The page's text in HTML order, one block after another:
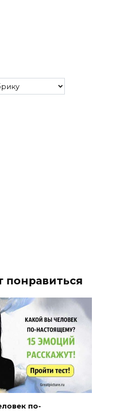
понравиться
по-